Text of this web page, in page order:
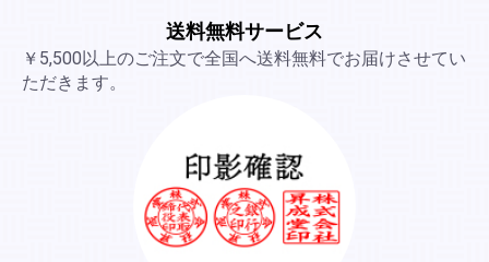
送料無料サービス
￥5,500以上のご注文で全国へ送料無料でお届けさせてい
ただきます。